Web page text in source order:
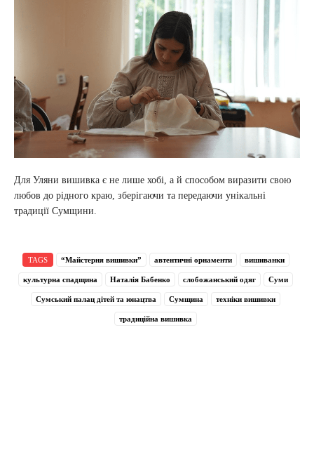
Для Уляни вишивка є не лише хобі, а й способом виразити свою
любов до рідного краю, зберігаючи та передаючи унікальні
традиції Сумщини.
TAGS “Майстерня вишивки” автентичні орнаменти вишиванки
культурна спадщина Наталія Бабенко слобожанський одяг Суми
Сумський палац дітей та юнацтва Сумщина техніки вишивки
традиційна вишивка